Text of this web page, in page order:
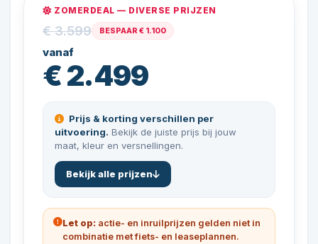
ZOMERDEAL — DIVERSE PRIJZEN
€ 3.599 BESPAAR € 1.100
vanaf
€ 2.499
Prijs & korting verschillen per
uitvoering. Bekijk de juiste prijs bij jouw
maat, kleur en versnellingen.
Bekijk alle prijzen
Let op: actie- en inruilprijzen gelden niet in
combinatie met fiets- en leaseplannen.